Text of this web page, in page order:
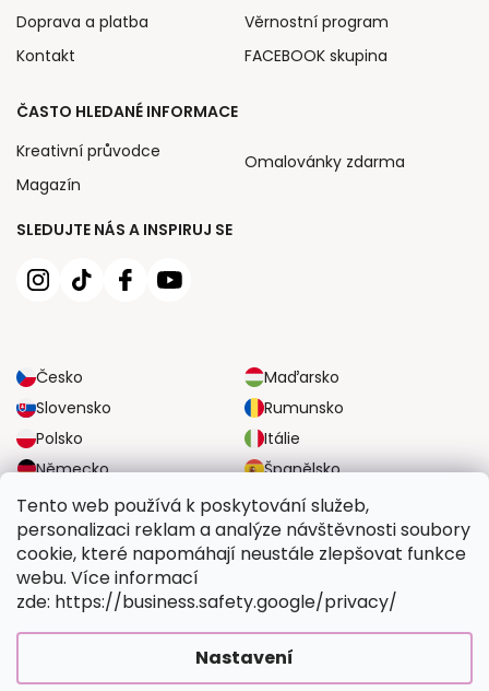
Tento web používá k poskytování služeb,
personalizaci reklam a analýze návštěvnosti soubory
cookie, které napomáhají neustále zlepšovat funkce
webu. Více informací
zde: https://business.safety.google/privacy/
Nastavení
SLEDUJTE NÁS A INSPIRUJ SE
Česko
Maďarsko
Slovensko
Rumunsko
Polsko
Itálie
Německo
Španělsko
Velká Británie
Rakousko
Doprava a platba
Kontakt
Věrnostní program
FACEBOOK skupina
ČASTO HLEDANÉ INFORMACE
Kreativní průvodce
Magazín
Omalovánky zdarma
SPOLEHLIVÉ MOŽNOSTI DOPRAVY
BEZPEČNÉ MOŽNOSTI PLATBY